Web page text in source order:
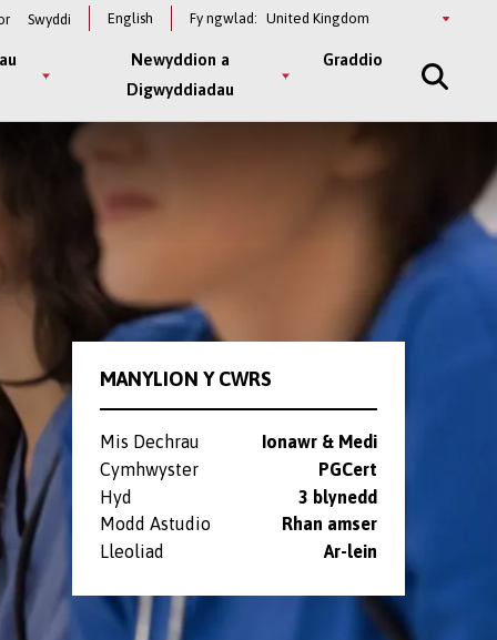
Swyddi English Fy ngwlad: Select
Newyddion a
Digwyddiadau
Graddio
MANYLION Y CWRS
Mis Dechrau
Ionawr & Medi
Cymhwyster
PGCert
Hyd
3 blynedd
Modd Astudio
Rhan amser
Lleoliad
⁠Ar-lein